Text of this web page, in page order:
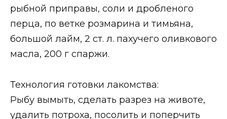
рыбной приправы, соли и дробленого
перца, по ветке розмарина и тимьяна,
большой лайм, 2 ст. л. пахучего оливкового
масла, 200 г спаржи.
Технология готовки лакомства:
Рыбу вымыть, сделать разрез на животе,
удалить потроха, посолить и поперчить